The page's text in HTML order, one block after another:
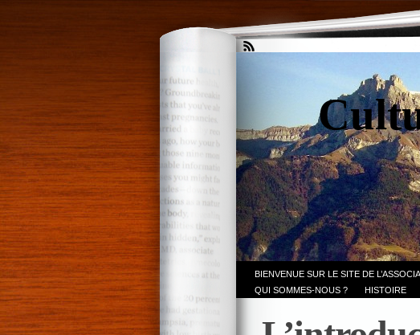
BIENVENUE SUR LE SITE DE
QUI SOMMES-NOUS ?
HISTOIRE